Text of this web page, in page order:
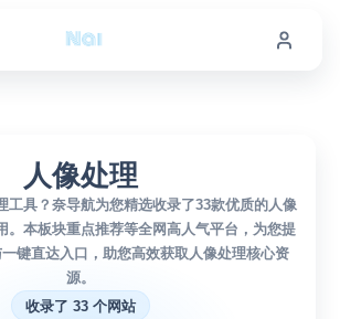
人像处理
工具？奈导航为您精选收录了33款优质的人像
。本板块重点推荐等全网高人气平台，为您提
键直达入口，助您高效获取人像处理核心资
源。
收录了 33 个网站